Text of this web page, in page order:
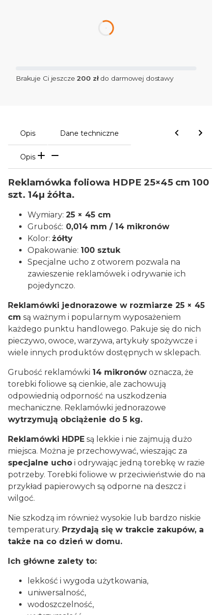
dnia
Brakuje Ci jeszcze 200 złdo darmowej dostawy
Opis Dane techniczne
Opis
Reklamówka foliowa HDPE 25×45 cm 100
szt. 14µ żółta.
Wymiary: 25 × 45 cm
Grubość: 0,014 mm / 14 mikronów
Kolor: żółty
Opakowanie: 100 sztuk
Specjalne ucho z otworem pozwala na
zawieszenie reklamówek i odrywanie ich
pojedynczo.
Reklamówki jednorazowe w rozmiarze 25 × 45
cm są ważnym i popularnym wyposażeniem
każdego punktu handlowego. Pakuje się do nich
pieczywo, owoce, warzywa, artykuły spożywcze i
wiele innych produktów dostępnych w sklepach.
Grubość reklamówki 14 mikronów oznacza, że
torebki foliowe są cienkie, ale zachowują
odpowiednią odporność na uszkodzenia
mechaniczne. Reklamówki jednorazowe
wytrzymują obciążenie do 5 kg.
Reklamówki HDPE są lekkie i nie zajmują dużo
miejsca. Można je przechowywać, wieszając za
specjalne ucho i odrywając jedną torebkę w razie
potrzeby. Torebki foliowe w przeciwieństwie do na
przykład papierowych są odporne na deszcz i
wilgoć.
Nie szkodzą im również wysokie lub bardzo niskie
temperatury. Przydają się w trakcie zakupów, a
także na co dzień w domu.
Ich główne zalety to:
lekkość i wygoda użytkowania,
uniwersalność,
wodoszczelność,